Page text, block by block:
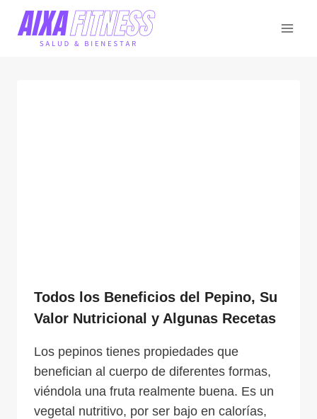
Saltar
contenido
Todos los Beneficios del Pepino, Su
Valor Nutricional y Algunas Recetas
Los pepinos tienes propiedades que
benefician al cuerpo de diferentes formas,
viéndola una fruta realmente buena. Es un
vegetal nutritivo, por ser bajo en calorías,